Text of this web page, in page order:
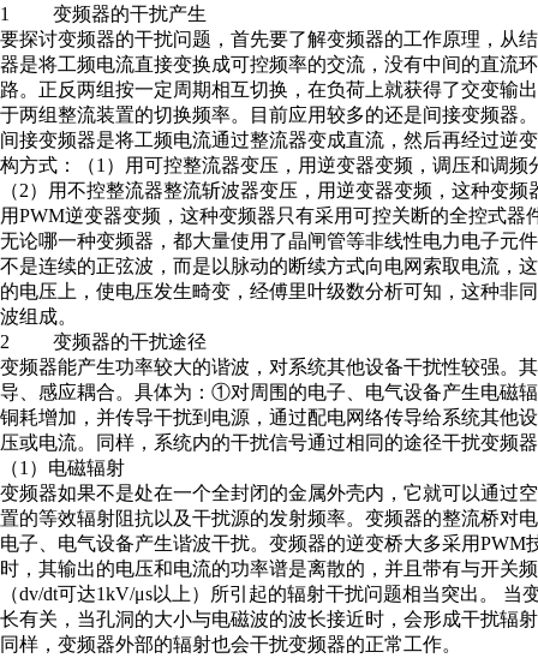
1 变频器的干扰产生
要探讨变频器的干扰问题，首先要了解变频器的工作原理，从
器是将工频电流直接变换成可控频率的交流，没有中间的直流
路。正反两组按一定周期相互切换，在负荷上就获得了交变输
于两组整流装置的切换频率。目前应用较多的还是间接变频器。
间接变频器是将工频电流通过整流器变成直流，然后再经过逆
构方式：（1）用可控整流器变压，用逆变器变频，调压和调
（2）用不控整流器整流斩波器变压，用逆变器变频，这种变
用PWM逆变器变频，这种变频器只有采用可控关断的全控式
无论哪一种变频器，都大量使用了晶闸管等非线性电力电子元
不是连续的正弦波，而是以脉动的断续方式向电网索取电流，
的电压上，使电压发生畸变，经傅里叶级数分析可知，这种非
波组成。
2 变频器的干扰途径
变频器能产生功率较大的谐波，对系统其他设备干扰性较强。
导、感应耦合。具体为：①对周围的电子、电气设备产生电磁
铜耗增加，并传导干扰到电源，通过配电网络传导给系统其
压或电流。同样，系统内的干扰信号通过相同的途径干扰变频
（1）电磁辐射
变频器如果不是处在一个全封闭的金属外壳内，它就可以通过
置的等效辐射阻抗以及干扰源的发射频率。变频器的整流桥对
电子、电气设备产生谐波干扰。变频器的逆变桥大多采用
时，其输出的电压和电流的功率谱是离散的，并且带有与开关
（dv/dt可达1kV/μs以上）所引起的辐射干扰问题相当突出。
长有关，当孔洞的大小与电磁波的波长接近时，会形成干扰辐
同样，变频器外部的辐射也会干扰变频器的正常工作。